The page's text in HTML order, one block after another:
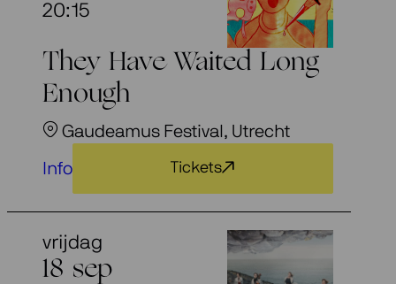
20:15
They Have Waited Long
Enough
Gaudeamus Festival, Utrecht
Info Tickets
vrijdag
18 sep